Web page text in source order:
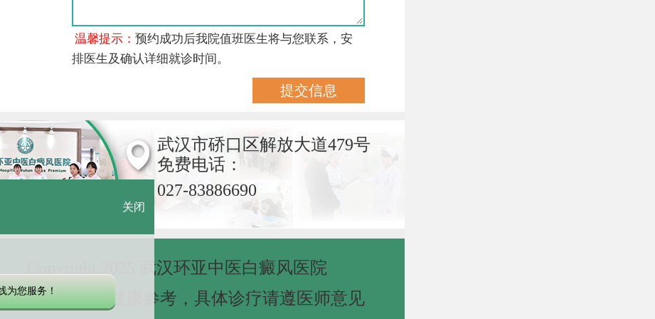
温馨提示：预约成功后我院值班医生将与您联系，安
排医生及确认详细就诊时间。
武汉市硚口区解放大道479号
免费电话：
027-83886690
Copyright 2025 武汉环亚中医白癜风医院
网站信息仅做健康参考，具体诊疗请遵医师意见
关闭
为您服务！